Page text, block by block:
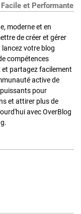
et Performante
moderne et en
de créer et gérer
votre blog
compétences
et partagez facilement
active de
pour
et attirer plus de
avec OverBlog